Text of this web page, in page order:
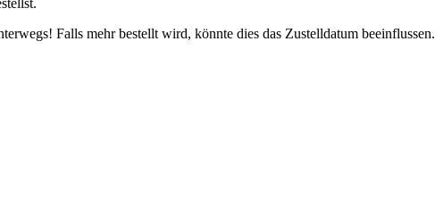
Falls mehr bestellt wird, könnte dies das Zustelldatum beeinflussen.